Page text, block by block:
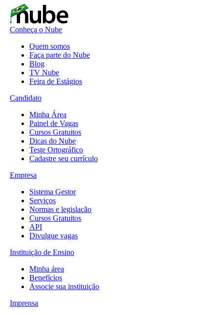
Conheça o Nube
Quem somos
Faça parte do Nube
Blog
TV Nube
Feira de Estágios
Candidato
Minha Área
Painel de Vagas
Cursos Gratuitos
Dicas do Nube
Teste Ortográfico
Cadastre seu currículo
Empresa
Sistema Gestor
Serviços
Normas e legislação
Cursos Gratuitos
API
Divulgue vagas
Instituição de Ensino
Minha área
Benefícios
Associe sua instituição
Imprensa